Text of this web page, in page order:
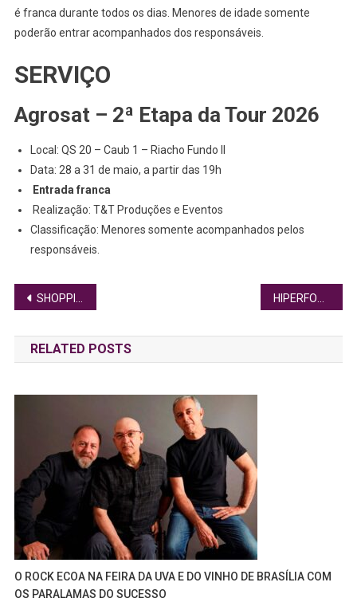
é franca durante todos os dias. Menores de idade somente
poderão entrar acompanhados dos responsáveis.
SERVIÇO
Agrosat – 2ª Etapa da Tour 2026
Local: QS 20 – Caub 1 – Riacho Fundo II
Data: 28 a 31 de maio, a partir das 19h
Entrada franca
Realização: T&T Produções e Eventos
Classificação: Menores somente acompanhados pelos
responsáveis.
Navegação
de
Post
SHOPPING PROMOVE 4ª EDIÇÃO DA HORA DO CONTO COM PROGRAMAÇÃO INFANTIL GRATUITA
RELATED POSTS
O ROCK ECOA NA FEIRA DA UVA E DO VINHO DE BRASÍLIA COM
OS PARALAMAS DO SUCESSO